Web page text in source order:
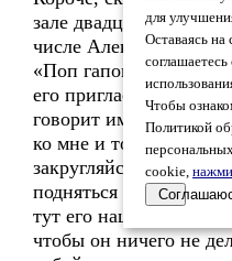
зале двадцать пять
числе Александр
«Поп гапон!». Там
его пригласили, чтоб
говорит им: «А что я
ко мне и только тихо
закругляйся
подняться на сцену
тут его наши женщины
чтобы он ничего не
для
Оставаясь на
Чтобы
Политикой
cookie,